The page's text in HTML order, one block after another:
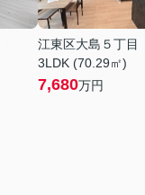
江東区大島５丁目
3LDK (70.29㎡)
7,680万円